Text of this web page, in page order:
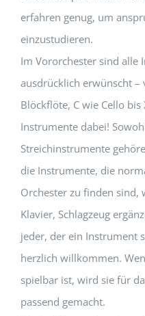
erfahren genug, um
einzustudieren.
Im Vororchester sind
ausdrücklich erwünscht –
Blöckflöte, C wie Cello
Instrumente dabei!
Streichinstrumente
die Instrumente, die
Orchester zu finden sind,
Klavier, Schlagzeug
jeder, der ein Instrument
herzlich willkommen.
spielbar ist, wird sie für
passend gemacht.